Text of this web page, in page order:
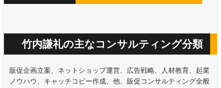
竹内謙礼の主なコンサルティング分類
販促企画立案、ネットショップ運営、広告戦略、人材教育、起業
ノウハウ、キャッチコピー作成、他、販促コンサルティング全般